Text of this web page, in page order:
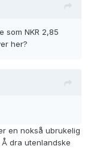
som NKR 2,85
her?
en nokså ubrukelig
dra utenlandske